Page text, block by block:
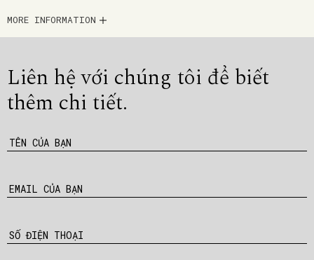
MORE INFORMATION
Liên hệ với chúng tôi để biết
thêm chi tiết.
TÊN CỦA BẠN
EMAIL CỦA BẠN
SỐ ĐIỆN THOẠI